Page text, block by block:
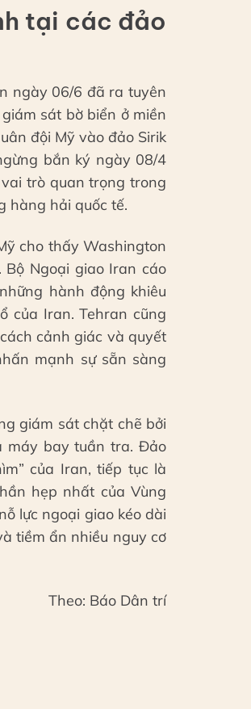
tại các đảo
ngày 06/6 đã ra tuyên
sát bờ biển ở miền
đội Mỹ vào đảo Sirik
bắn ký ngày 08/4
trò quan trọng trong
hàng hải quốc tế.
cho thấy Washington
Ngoại giao Iran cáo
hành động khiêu
của Iran. Tehran cũng
cảnh giác và quyết
mạnh sự sẵn sàng
giám sát chặt chẽ bởi
máy bay tuần tra. Đảo
của Iran, tiếp tục là
hẹp nhất của Vùng
lực ngoại giao kéo dài
tiềm ẩn nhiều nguy cơ
Theo: Báo Dân trí